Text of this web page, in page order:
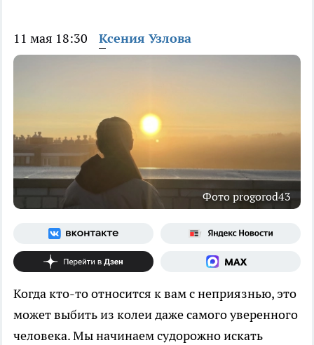
11 мая 18:30 Ксения Узлова
Фото progorod43
Когда кто-то относится к вам с неприязнью, это
может выбить из колеи даже самого уверенного
человека. Мы начинаем судорожно искать